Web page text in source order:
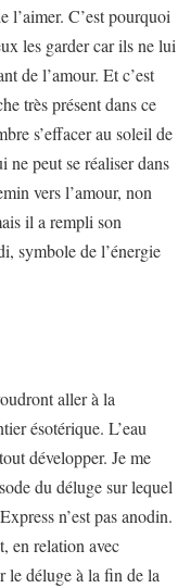
l’aimer. C’est pourquoi
les garder car ils ne lui
de l’amour. Et c’est
très présent dans ce
s’effacer au soleil de
peut se réaliser dans
vers l’amour, non
il a rempli son
symbole de l’énergie
aller à la
ésotérique. L’eau
développer. Je me
du déluge sur lequel
n’est pas anodin.
en relation avec
le déluge à la fin de la